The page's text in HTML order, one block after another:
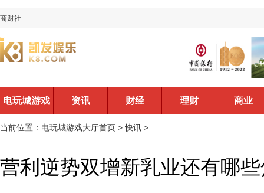
商财社
电玩城游戏
大厅首页
资讯 财经 理财 商业
当前位置： 电玩城游戏大厅首页 >快讯 >
营利逆势双增新乳业还有哪